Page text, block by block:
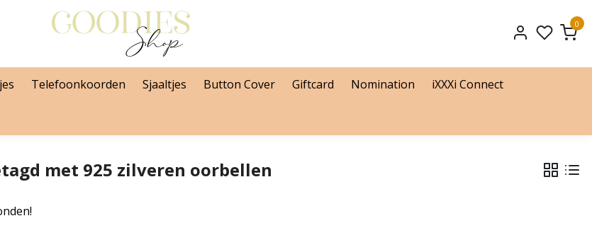
0
Telefoonkoorden Sjaaltjes Button Cover Giftcard Nomination iXXXi Connect
met 925 zilveren oorbellen